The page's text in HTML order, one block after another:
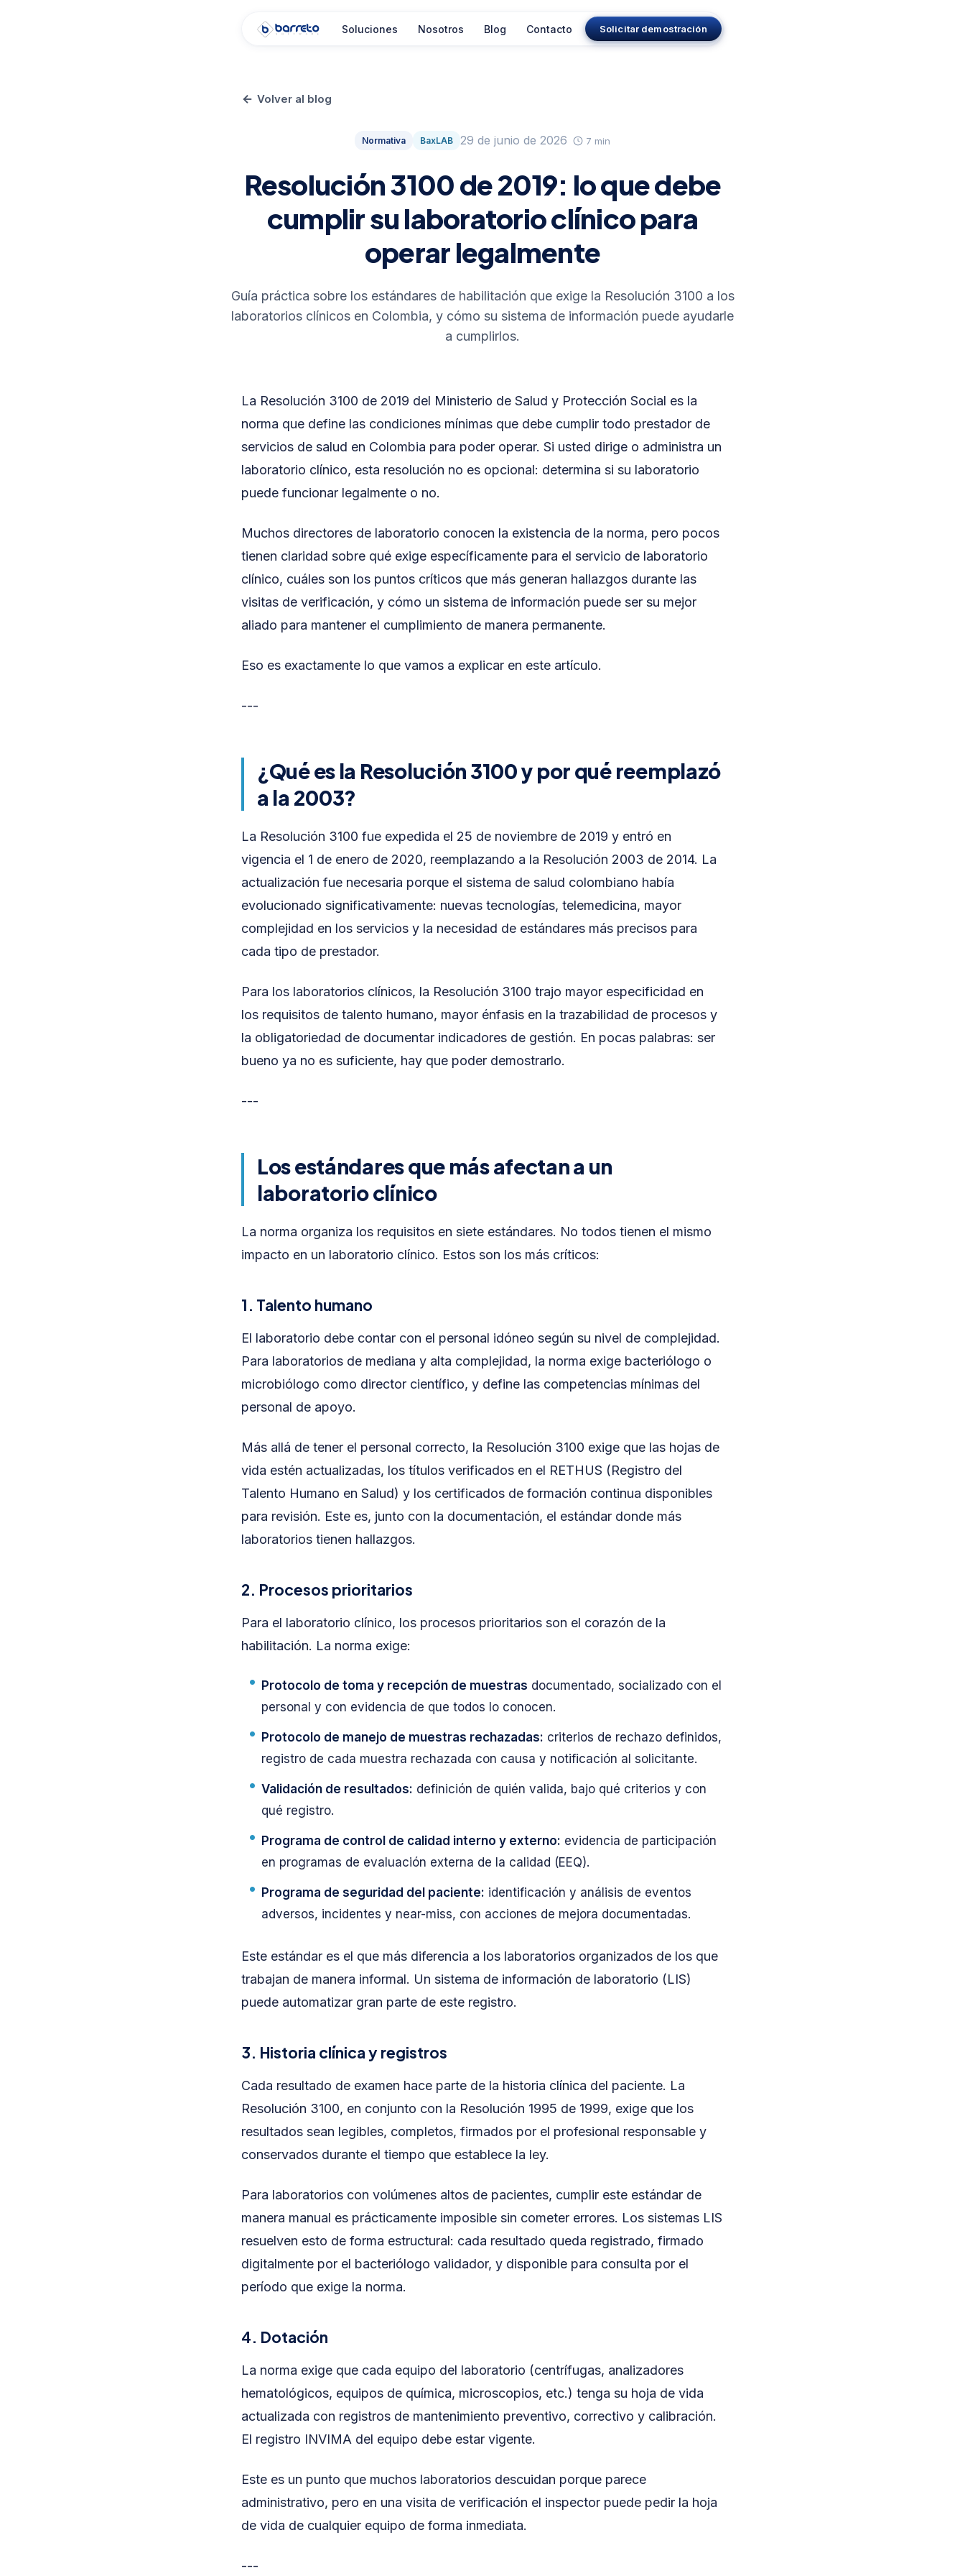
Soluciones Nosotros Blog Contacto Solicitar demostración
Volver al blog
Normativa BaxLAB 29 de junio de 2026 7 min
Resolución 3100 de 2019: lo que debe
cumplir su laboratorio clínico para
operar legalmente
Guía práctica sobre los estándares de habilitación que exige la Resolución 3100 a los
laboratorios clínicos en Colombia, y cómo su sistema de información puede ayudarle
a cumplirlos.
La Resolución 3100 de 2019 del Ministerio de Salud y Protección Social es la
norma que define las condiciones mínimas que debe cumplir todo prestador de
servicios de salud en Colombia para poder operar. Si usted dirige o administra un
laboratorio clínico, esta resolución no es opcional: determina si su laboratorio
puede funcionar legalmente o no.
Muchos directores de laboratorio conocen la existencia de la norma, pero pocos
tienen claridad sobre qué exige específicamente para el servicio de laboratorio
clínico, cuáles son los puntos críticos que más generan hallazgos durante las
visitas de verificación, y cómo un sistema de información puede ser su mejor
aliado para mantener el cumplimiento de manera permanente.
Eso es exactamente lo que vamos a explicar en este artículo.
---
¿Qué es la Resolución 3100 y por qué reemplazó
a la 2003?
La Resolución 3100 fue expedida el 25 de noviembre de 2019 y entró en
vigencia el 1 de enero de 2020, reemplazando a la Resolución 2003 de 2014. La
actualización fue necesaria porque el sistema de salud colombiano había
evolucionado significativamente: nuevas tecnologías, telemedicina, mayor
complejidad en los servicios y la necesidad de estándares más precisos para
cada tipo de prestador.
Para los laboratorios clínicos, la Resolución 3100 trajo mayor especificidad en
los requisitos de talento humano, mayor énfasis en la trazabilidad de procesos y
la obligatoriedad de documentar indicadores de gestión. En pocas palabras: ser
bueno ya no es suficiente, hay que poder demostrarlo.
---
Los estándares que más afectan a un
laboratorio clínico
La norma organiza los requisitos en siete estándares. No todos tienen el mismo
impacto en un laboratorio clínico. Estos son los más críticos:
1. Talento humano
El laboratorio debe contar con el personal idóneo según su nivel de complejidad.
Para laboratorios de mediana y alta complejidad, la norma exige bacteriólogo o
microbiólogo como director científico, y define las competencias mínimas del
personal de apoyo.
Más allá de tener el personal correcto, la Resolución 3100 exige que las hojas de
vida estén actualizadas, los títulos verificados en el RETHUS (Registro del
Talento Humano en Salud) y los certificados de formación continua disponibles
para revisión. Este es, junto con la documentación, el estándar donde más
laboratorios tienen hallazgos.
2. Procesos prioritarios
Para el laboratorio clínico, los procesos prioritarios son el corazón de la
habilitación. La norma exige:
Protocolo de toma y recepción de muestras documentado, socializado con el
personal y con evidencia de que todos lo conocen.
Protocolo de manejo de muestras rechazadas: criterios de rechazo definidos,
registro de cada muestra rechazada con causa y notificación al solicitante.
Validación de resultados: definición de quién valida, bajo qué criterios y con
qué registro.
Programa de control de calidad interno y externo: evidencia de participación
en programas de evaluación externa de la calidad (EEQ).
Programa de seguridad del paciente: identificación y análisis de eventos
adversos, incidentes y near-miss, con acciones de mejora documentadas.
Este estándar es el que más diferencia a los laboratorios organizados de los que
trabajan de manera informal. Un sistema de información de laboratorio (LIS)
puede automatizar gran parte de este registro.
3. Historia clínica y registros
Cada resultado de examen hace parte de la historia clínica del paciente. La
Resolución 3100, en conjunto con la Resolución 1995 de 1999, exige que los
resultados sean legibles, completos, firmados por el profesional responsable y
conservados durante el tiempo que establece la ley.
Para laboratorios con volúmenes altos de pacientes, cumplir este estándar de
manera manual es prácticamente imposible sin cometer errores. Los sistemas LIS
resuelven esto de forma estructural: cada resultado queda registrado, firmado
digitalmente por el bacteriólogo validador, y disponible para consulta por el
período que exige la norma.
4. Dotación
La norma exige que cada equipo del laboratorio (centrífugas, analizadores
hematológicos, equipos de química, microscopios, etc.) tenga su hoja de vida
actualizada con registros de mantenimiento preventivo, correctivo y calibración.
El registro INVIMA del equipo debe estar vigente.
Este es un punto que muchos laboratorios descuidan porque parece
administrativo, pero en una visita de verificación el inspector puede pedir la hoja
de vida de cualquier equipo de forma inmediata.
---